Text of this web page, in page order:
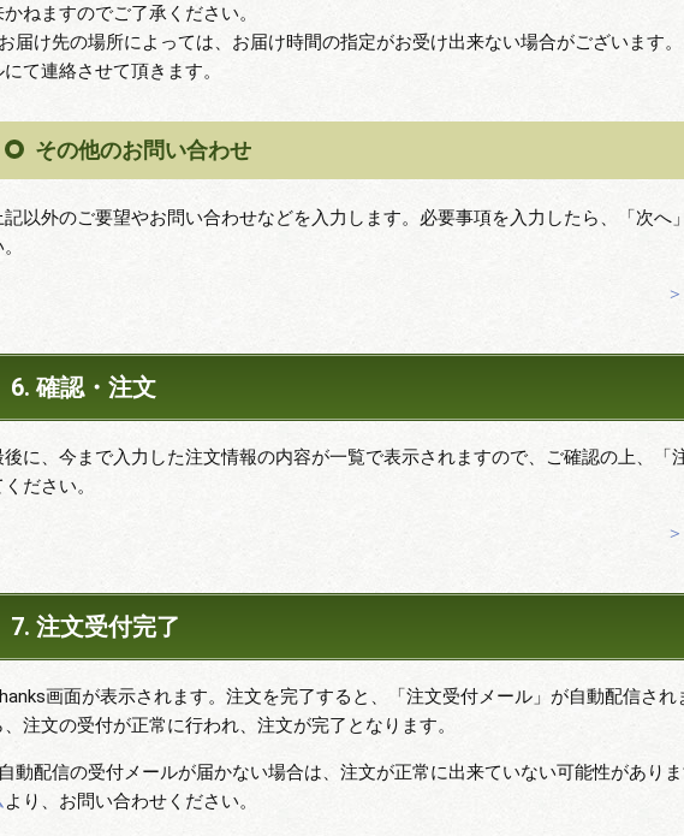
かねますのでご了承ください。
届け先の場所によっては、お届け時間の指定がお受け出来ない場合がございます
にて連絡させて頂きます。
その他のお問い合わせ
記以外のご要望やお問い合わせなどを入力します。必要事項を入力したら、「次へ
6. 確認・注文
後に、今まで入力した注文情報の内容が一覧で表示されますので、ご確認の上、「
ださい。
7. 注文受付完了
画面が表示されます。注文を完了すると、「注文受付メール」が自動配信され
、注文の受付が正常に行われ、注文が完了となります。
動配信の受付メールが届かない場合は、注文が正常に出来ていない可能性がありま
より、お問い合わせください。